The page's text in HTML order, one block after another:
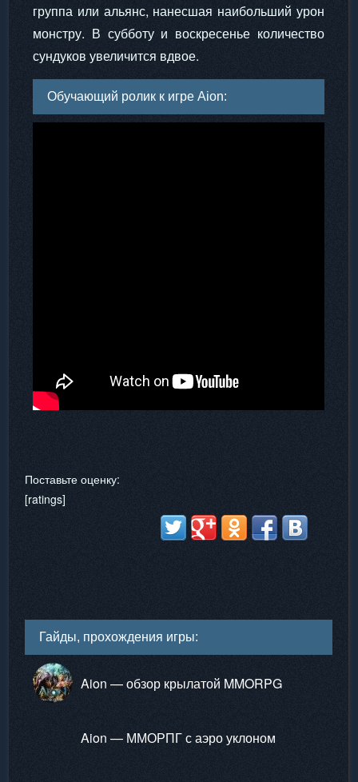
группа или альянс, нанесшая наибольший урон
монстру. В субботу и воскресенье количество
сундуков увеличится вдвое.
Обучающий ролик к игре Aion:
Поставьте оценку:
[ratings]
Гайды, прохождения игры:
Aion — обзор крылатой MMORPG
Aion — ММОРПГ с аэро уклоном